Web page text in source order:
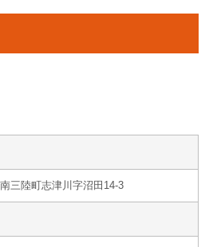
三陸町志津川字沼田14-3